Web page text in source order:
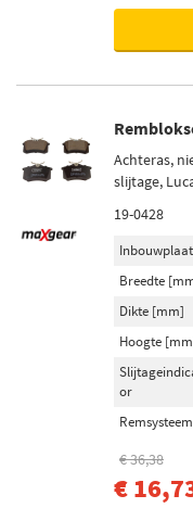
Achteras,
slijtage,
19-0428
Breedte
Dikte [mm]
Hoogte
or
Remsysteem
€ 36,38
€